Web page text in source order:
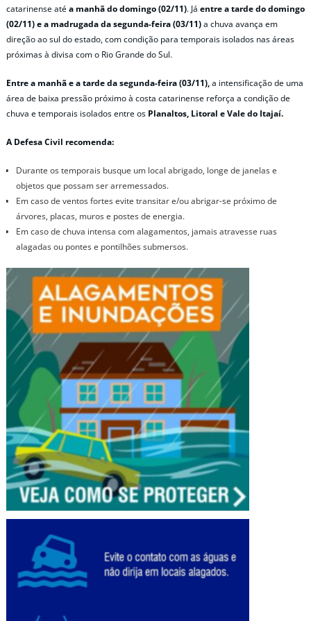
catarinense atéa manhã do domingo (02/11). Já entre a tarde do domingo
(02/11) e a madrugada da segunda-feira (03/11)a chuva avança em
direção ao sul do estado, com condição para temporais isolados nas áreas
próximas à divisa com o Rio Grande do Sul.
Entre a manhã e a tarde da segunda-feira (03/11),a intensificação de uma
área de baixa pressão próximo à costa catarinense reforça a condição de
chuva e temporais isolados entre os Planaltos, Litoral e Vale do Itajaí.
A Defesa Civil recomenda:
Durante os temporais busque um local abrigado, longe de janelas e
objetos que possam ser arremessados.
Em caso de ventos fortes evite transitar e/ou abrigar-se próximo de
árvores, placas, muros e postes de energia.
Em caso de chuva intensa com alagamentos, jamais atravesse ruas
alagadas ou pontes e pontilhões submersos.